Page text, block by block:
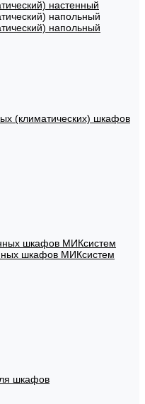
настенный
напольный
напольный
(климатических) шкафов
шкафов МИКсистем
шкафов МИКсистем
шкафов